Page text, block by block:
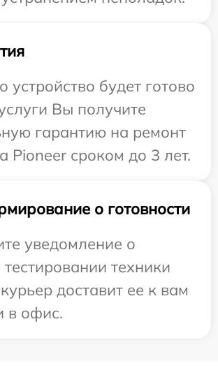
устройство будет готово
Вы получите
гарантию на ремонт
Pioneer сроком до 3 лет.
о готовности
уведомление о
техники
доставит ее к вам
в офис.